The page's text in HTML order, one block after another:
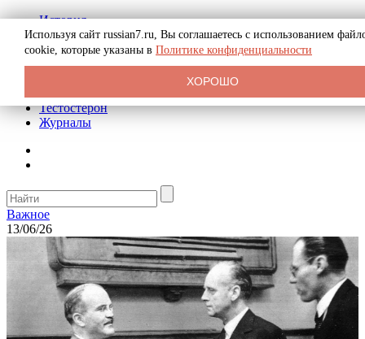
История
Биография
Криминал
Реклама на сайте
Тестостерон
Журналы
Важное
13/06/26
Используя сайт russian7.ru, Вы соглашаетесь с использованием
cookie, которые указаны в Политике конфиденциальности
ХОРОШО